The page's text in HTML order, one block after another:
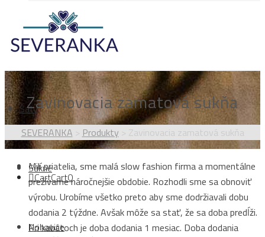
Šaty
Sukne
Nohavice
CartCart0
Zavinovacia zamatová sukňa
SEVERANKA Produkty Zavinovacia zamatová sukňa
Milí priatelia, sme malá slow fashion firma a momentálne
prežívame náročnejšie obdobie. Rozhodli sme sa obnoviť
výrobu. Urobíme všetko preto aby sme dodržiavali dobu
dodania 2 týždne. Avšak môže sa stať, že sa doba predĺži.
Pri kabátoch je doba dodania 1 mesiac. Doba dodania